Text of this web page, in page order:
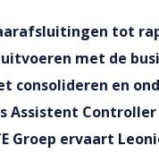
tot
met de
consolideren en
Assistent Controller
Groep ervaart